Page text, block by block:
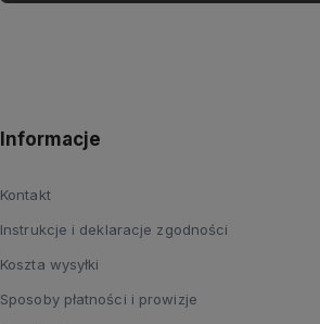
Informacje
Kontakt
Instrukcje i deklaracje zgodności
Koszta wysyłki
Sposoby płatności i prowizje